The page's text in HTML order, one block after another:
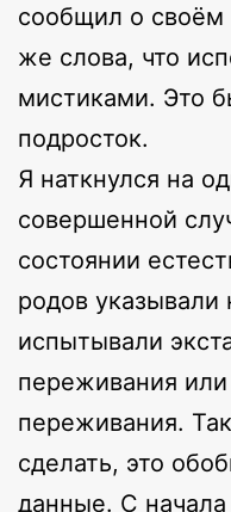
сообщил о своём
же слова, что
мистиками. Это
подросток.
Я наткнулся на
совершенной
состоянии
родов указывали
испытывали
переживания
переживания.
сделать, это
данные. С